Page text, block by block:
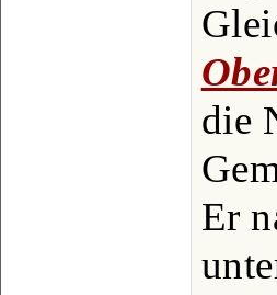
die
Er